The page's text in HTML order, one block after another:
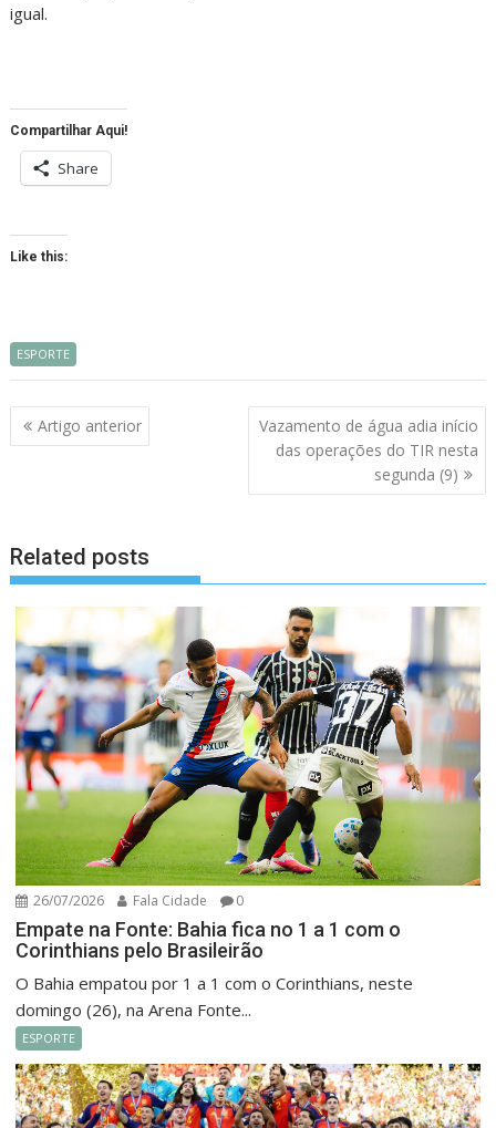
igual.
Compartilhar Aqui!
Share
Like this:
ESPORTE
Navegação
de
Artigo anterior
Vazamento de água adia início
das operações do TIR nesta
segunda (9)
Related posts
26/07/2026 Fala Cidade 0
Empate na Fonte: Bahia fica no 1 a 1 com o
Corinthians pelo Brasileirão
O Bahia empatou por 1 a 1 com o Corinthians, neste
domingo (26), na Arena Fonte...
ESPORTE